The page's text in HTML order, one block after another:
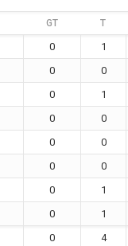
GT T
0 1
0 0
0 1
0 0
0 0
0 0
0 1
0 1
0 4